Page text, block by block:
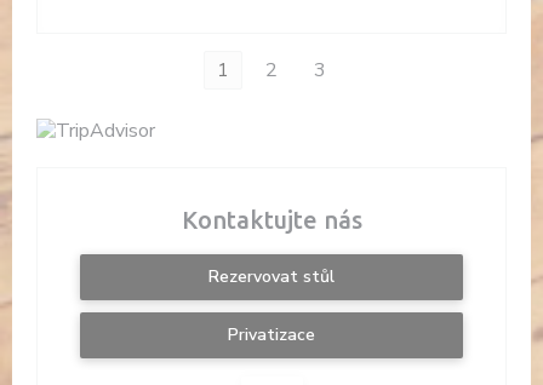
1 2 3
Kontaktujte nás
Rezervovat stůl
Privatizace